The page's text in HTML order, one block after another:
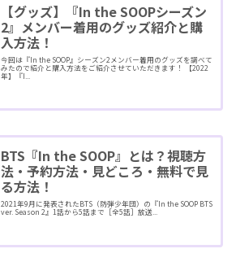
【グッズ】『In the SOOPシーズン
2』メンバー着用のグッズ紹介と購
入方法！
今回は『In the SOOP』シーズン2メンバー着用のグッズを調べて
みたので紹介と購入方法をご紹介させていただきます！ 【2022
年】『I...
BTS『In the SOOP』とは？視聴方
法・予約方法・見どころ・無料で見
る方法！
2021年9月に発表されたBTS（防弾少年団）の『In the SOOP BTS
ver. Season 2』1話から5話まで［全5話］放送...